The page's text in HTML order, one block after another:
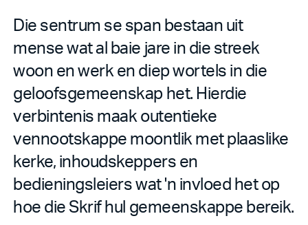
Die sentrum se span bestaan uit
mense wat al baie jare in die streek
woon en werk en diep wortels in die
geloofsgemeenskap het. Hierdie
verbintenis maak outentieke
vennootskappe moontlik met plaaslike
kerke, inhoudskeppers en
bedieningsleiers wat 'n invloed het op
hoe die Skrif hul gemeenskappe bereik.